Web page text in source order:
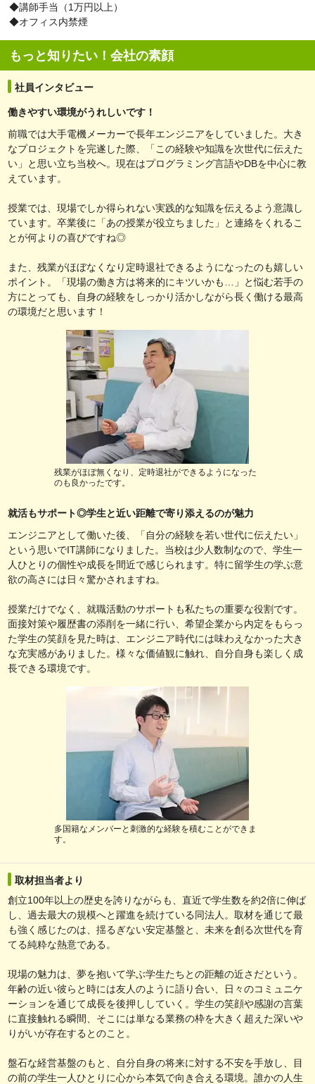
◆講師手当（1万円以上）
◆オフィス内禁煙
もっと知りたい！会社の素顔
社員インタビュー
働きやすい環境がうれしいです！
前職では大手電機メーカーで長年エンジニアをしていました。大き
なプロジェクトを完遂した際、「この経験や知識を次世代に伝えた
い」と思い立ち当校へ。現在はプログラミング言語やDBを中心に教
えています。
授業では、現場でしか得られない実践的な知識を伝えるよう意識し
ています。卒業後に「あの授業が役立ちました」と連絡をくれるこ
とが何よりの喜びですね◎
また、残業がほぼなくなり定時退社できるようになったのも嬉しい
ポイント。「現場の働き方は将来的にキツいかも…」と悩む若手の
方にとっても、自身の経験をしっかり活かしながら長く働ける最高
の環境だと思います！
残業がほぼ無くなり、定時退社ができるようになった
のも良かったです。
就活もサポート◎学生と近い距離で寄り添えるのが魅力
エンジニアとして働いた後、「自分の経験を若い世代に伝えたい」
という思いでIT講師になりました。当校は少人数制なので、学生一
人ひとりの個性や成長を間近で感じられます。特に留学生の学ぶ意
欲の高さには日々驚かされますね。
授業だけでなく、就職活動のサポートも私たちの重要な役割です。
面接対策や履歴書の添削を一緒に行い、希望企業から内定をもらっ
た学生の笑顔を見た時は、エンジニア時代には味わえなかった大き
な充実感がありました。様々な価値観に触れ、自分自身も楽しく成
長できる環境です。
多国籍なメンバーと刺激的な経験を積むことができま
す。
取材担当者より
創立100年以上の歴史を誇りながらも、直近で学生数を約2倍に伸ば
し、過去最大の規模へと躍進を続けている同法人。取材を通じて最
も強く感じたのは、揺るぎない安定基盤と、未来を創る次世代を育
てる純粋な熱意である。
現場の魅力は、夢を抱いて学ぶ学生たちとの距離の近さだという。
年齢の近い彼らと時には友人のように語り合い、日々のコミュニケ
ーションを通じて成長を後押ししていく。学生の笑顔や感謝の言葉
に直接触れる瞬間、そこには単なる業務の枠を大きく超えた深いや
りがいが存在するとのこと。
盤石な経営基盤のもと、自分自身の将来に対する不安を手放し、目
の前の学生一人ひとりに心から本気で向き合える環境。誰かの人生